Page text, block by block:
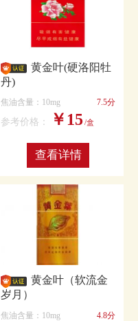
黄金叶(硬洛阳牡
丹)
焦油含量：10mg 7.5分
参考价格： ￥15 /盒
查看详情
黄金叶（软流金
岁月）
焦油含量：10mg 4.8分